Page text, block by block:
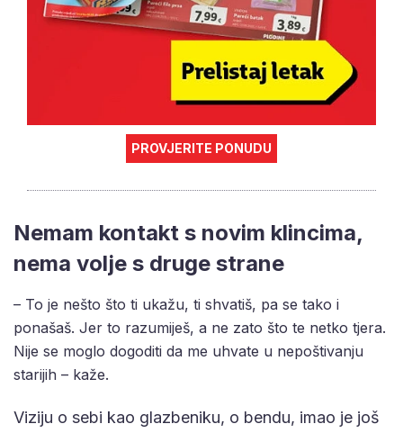
PROVJERITE PONUDU
Nemam kontakt s novim klincima,
nema volje s druge strane
– To je nešto što ti ukažu, ti shvatiš, pa se tako i
ponašaš. Jer to razumiješ, a ne zato što te netko tjera.
Nije se moglo dogoditi da me uhvate u nepoštivanju
starijih – kaže.
Viziju o sebi kao glazbeniku, o bendu, imao je još